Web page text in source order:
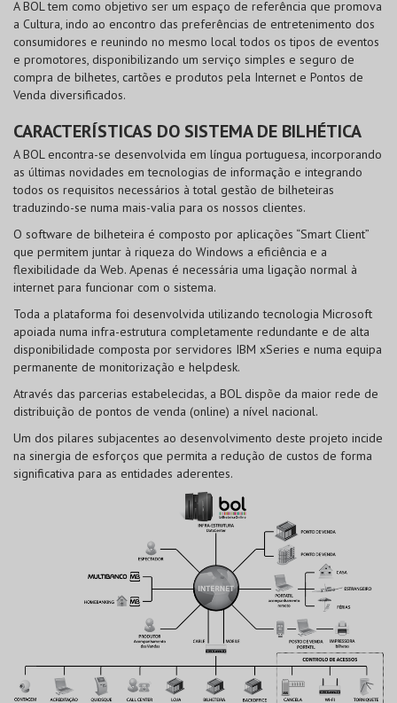
A BOL tem como objetivo ser um espaço de referência que promova
a Cultura, indo ao encontro das preferências de entretenimento dos
consumidores e reunindo no mesmo local todos os tipos de eventos
e promotores, disponibilizando um serviço simples e seguro de
compra de bilhetes, cartões e produtos pela Internet e Pontos de
Venda diversificados.
CARACTERÍSTICAS DO SISTEMA DE BILHÉTICA
A BOL encontra-se desenvolvida em língua portuguesa, incorporando
as últimas novidades em tecnologias de informação e integrando
todos os requisitos necessários à total gestão de bilheteiras
traduzindo-se numa mais-valia para os nossos clientes.
O software de bilheteira é composto por aplicações “Smart Client”
que permitem juntar à riqueza do Windows a eficiência e a
flexibilidade da Web. Apenas é necessária uma ligação normal à
internet para funcionar com o sistema.
Toda a plataforma foi desenvolvida utilizando tecnologia Microsoft
apoiada numa infra-estrutura completamente redundante e de alta
disponibilidade composta por servidores IBM xSeries e numa equipa
permanente de monitorização e helpdesk.
Através das parcerias estabelecidas, a BOL dispõe da maior rede de
distribuição de pontos de venda (online) a nível nacional.
Um dos pilares subjacentes ao desenvolvimento deste projeto incide
na sinergia de esforços que permita a redução de custos de forma
significativa para as entidades aderentes.